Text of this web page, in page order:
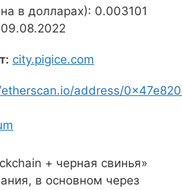
в долларах): 0.003101
city.pigice.com
address/
+ черная свинья»
в основном через